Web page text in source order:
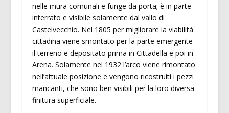
nelle mura comunali e funge da porta; è in parte
interrato e visibile solamente dal vallo di
Castelvecchio. Nel 1805 per migliorare la viabilità
cittadina viene smontato per la parte emergente
il terreno e depositato prima in Cittadella e poi in
Arena. Solamente nel 1932 l’arco viene rimontato
nell’attuale posizione e vengono ricostruiti i pezzi
mancanti, che sono ben visibili per la loro diversa
finitura superficiale.